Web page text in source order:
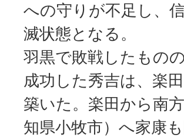
への守りが不足し、
滅状態となる。
羽黒で敗戦したもの
成功した秀吉は、楽
築いた。楽田から南
知県小牧市）へ家康